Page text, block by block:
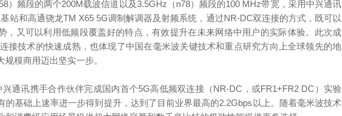
）频段的两个200M载波信道以及3.5GHz（n78）频段的100 MHz带宽，采用中兴通讯
站和高通骁龙TM X65 5G调制解调器及射频系统，通过NR-DC双连接的方式，既可以
，又可以利用低频段覆盖好的特点，有效提升在未来网络中用户的实际体验。此次成
接技术的快速成熟，也体现了中国在毫米波关键技术和重点研究方向上全球领先的地
模商用迈出坚实一步。
通讯携手合作伙伴完成国内首个5G高低频双连接（NR-DC，或FR1+FR2 DC）实验
的基础上速率进一步得到提升，达到了目前业界最高的2.2Gbps以上。随着毫米波技术